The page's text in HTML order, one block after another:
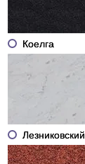
Коелга
Лезниковский